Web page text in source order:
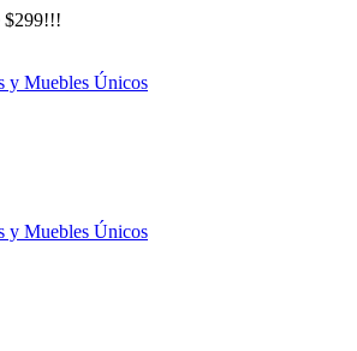
$299!!!
y Muebles Únicos
y Muebles Únicos